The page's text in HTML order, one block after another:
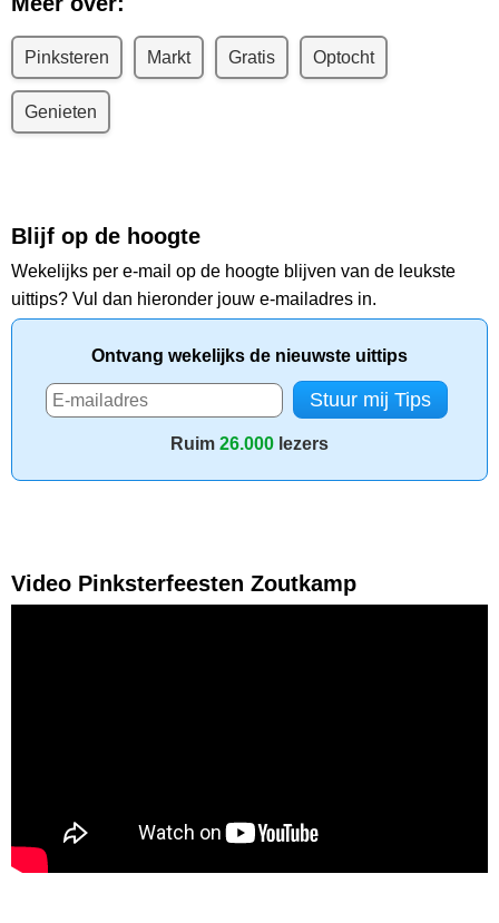
Pinksteren Markt Gratis Optocht
Genieten
Blijf op de hoogte
Wekelijks per e-mail op de hoogte blijven van de leukste
uittips? Vul dan hieronder jouw e-mailadres in.
Ontvang wekelijks de nieuwste uittips
Ruim 26.000 lezers
Video Pinksterfeesten Zoutkamp